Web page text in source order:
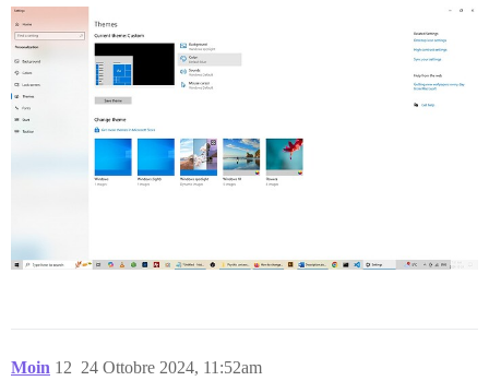
Moin 24 Ottobre 2024, 11:52am
12